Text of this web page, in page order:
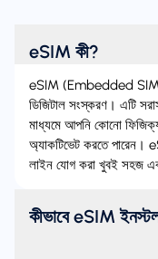
eSIM কী?
eSIM (Embedded SIM)
ডিজিটাল সংস্করণ। এটি
মাধ্যমে আপনি কোনো
অ্যাকটিভেট করতে পারেন।
লাইন যোগ করা খুবই সহজ
কীভাবে eSIM